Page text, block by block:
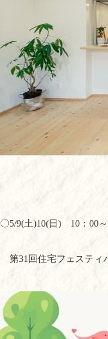
〇5/9(土)10(日 ) 10 ： 00～
第31 回住宅フェスティ